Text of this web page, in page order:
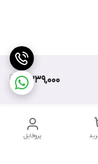
9,339,000
پروفایل